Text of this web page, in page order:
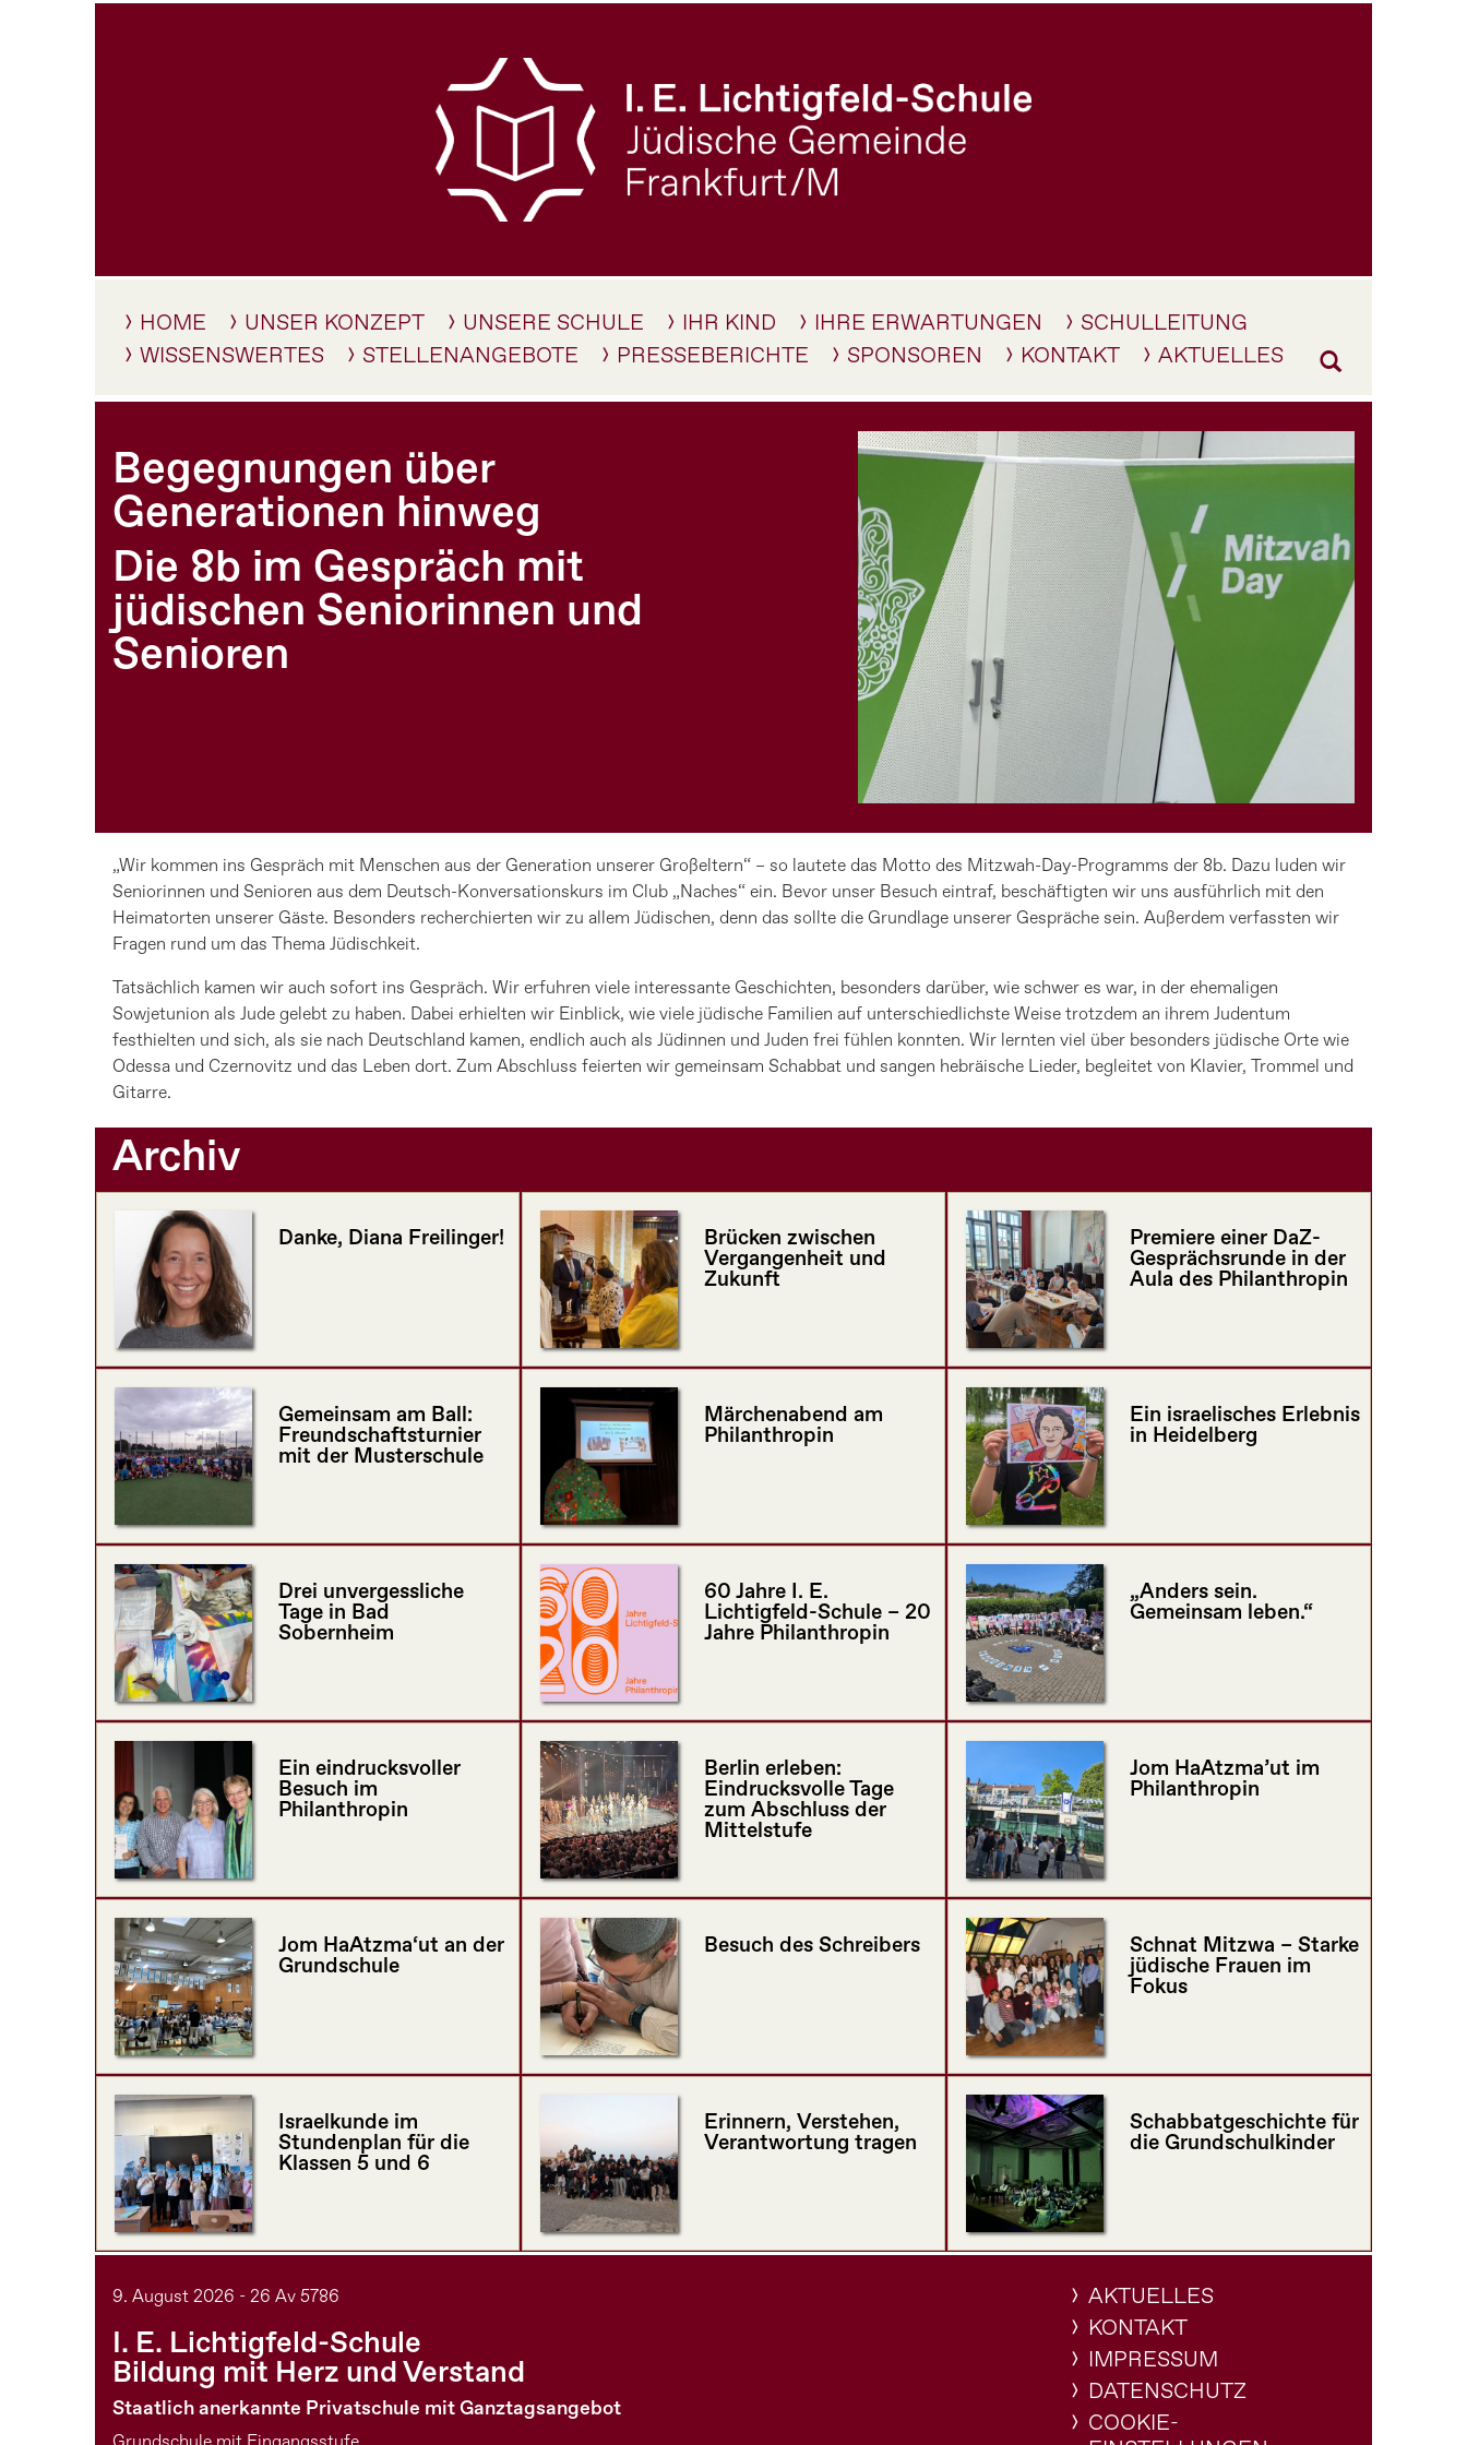
HOME UNSER KONZEPT UNSERE SCHULE IHR KIND IHRE ERWARTUNGEN
SCHULLEITUNG
WISSENSWERTES
STELLENANGEBOTE PRESSEBERICHTE SPONSOREN KONTAKT AKTUELLES
Begegnungen über
Generationen hinweg
Die 8b im Gespräch mit
jüdischen Seniorinnen und
Senioren
„Wir kommen ins Gespräch mit Menschen aus der Generation unserer Großeltern“ – so lautete das Motto des Mitzwah-Day-Programms der 8b. Dazu luden wir
Seniorinnen und Senioren aus dem Deutsch-Konversationskurs im Club „Naches“ ein. Bevor unser Besuch eintraf, beschäftigten wir uns ausführlich mit den
Heimatorten unserer Gäste. Besonders recherchierten wir zu allem Jüdischen, denn das sollte die Grundlage unserer Gespräche sein. Außerdem verfassten wir
Fragen rund um das Thema Jüdischkeit.
Tatsächlich kamen wir auch sofort ins Gespräch. Wir erfuhren viele interessante Geschichten, besonders darüber, wie schwer es war, in der ehemaligen
Sowjetunion als Jude gelebt zu haben. Dabei erhielten wir Einblick, wie viele jüdische Familien auf unterschiedlichste Weise trotzdem an ihrem Judentum
festhielten und sich, als sie nach Deutschland kamen, endlich auch als Jüdinnen und Juden frei fühlen konnten. Wir lernten viel über besonders jüdische Orte wie
Odessa und Czernovitz und das Leben dort. Zum Abschluss feierten wir gemeinsam Schabbat und sangen hebräische Lieder, begleitet von Klavier, Trommel und
Gitarre.
Archiv
Danke, Diana Freilinger! Brücken zwischen
Vergangenheit und
Zukunft
Premiere einer DaZ-
Gesprächsrunde in der
Aula des Philanthropin
Gemeinsam am Ball:
Freundschaftsturnier
mit der Musterschule
Märchenabend am
Philanthropin
Ein israelisches Erlebnis
in Heidelberg
Drei unvergessliche
Tage in Bad
Sobernheim
60 Jahre I. E.
Lichtigfeld-Schule – 20
Jahre Philanthropin
„Anders sein.
Gemeinsam leben.“
Ein eindrucksvoller
Besuch im
Philanthropin
Berlin erleben:
Eindrucksvolle Tage
zum Abschluss der
Mittelstufe
Jom HaAtzma’ut im
Philanthropin
Jom HaAtzma‘ut an der
Grundschule
Besuch des Schreibers Schnat Mitzwa – Starke
jüdische Frauen im
Fokus
Israelkunde im
Stundenplan für die
Klassen 5 und 6
Erinnern, Verstehen,
Verantwortung tragen
Schabbatgeschichte für
die Grundschulkinder
9. August 2026 - 26 Av 5786
I. E. Lichtigfeld-Schule
Bildung mit Herz und Verstand
Staatlich anerkannte Privatschule mit Ganztagsangebot
AKTUELLES
KONTAKT
IMPRESSUM
DATENSCHUTZ
COOKIE-